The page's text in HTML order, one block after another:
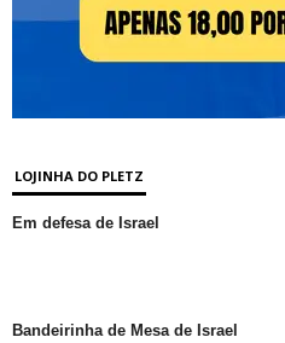
LOJINHA DO PLETZ
Em defesa de Israel
Bandeirinha de Mesa de Israel